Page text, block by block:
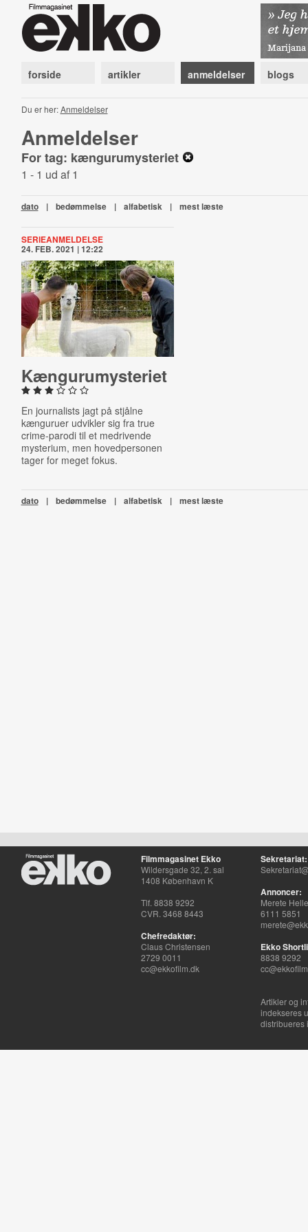
forside artikler anmeldelser blogs
Du er her:Anmeldelser
Anmeldelser
For tag: kængurumysteriet
1 - 1 ud af 1
dato | bedømmelse | alfabetisk | mest læste
SERIEANMELDELSE
24. FEB. 2021 | 12:22
Kænguru­myste­ri­et
En journalists jagt på stjålne
kænguruer udvikler sig fra true
crime-parodi til et medrivende
mysterium, men hovedpersonen
tager for meget fokus.
dato | bedømmelse | alfabetisk | mest læste
Filmmagasinet Ekko
Wildersgade 32, 2. sal
1408 København K
Tlf. 8838 9292
CVR. 3468 8443
Chefredaktør:
Claus Christensen
2729 0011
cc@ekkofilm.dk
Sekretariat:
Annoncer:
Merete
6111 5851
Ekko
8838 9292
Artikler og
indekseres
distribueres